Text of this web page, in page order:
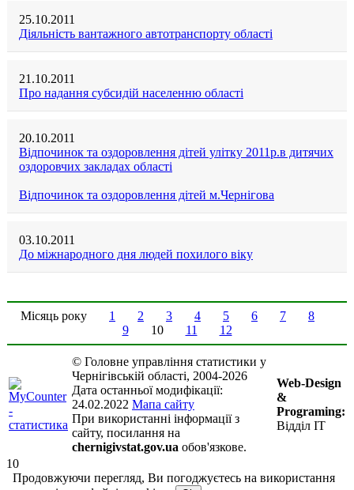
25.10.2011
Діяльність вантажного автотранспорту області
21.10.2011
Про надання субсидій населенню області
20.10.2011
Відпочинок та оздоровлення дітей улітку 2011р.в дитячих
оздоровчих закладах області
Відпочинок та оздоровлення дітей м.Чернігова
03.10.2011
До міжнародного дня людей похилого віку
Місяць року 1 2 3 4 5 6 7
8
9
10 11 12
© Головне управління статистики у
Чернігівській області, 2004-2026
Дата останньої модифікації:
24.02.2022 Мапа сайту
При використанні інформації з
сайту, посилання на
chernigivstat.gov.ua обов'язкове.
Web-Design
&
Programing:
Відділ ІТ
10
Продовжуючи перегляд, Ви погоджуєтесь на використання